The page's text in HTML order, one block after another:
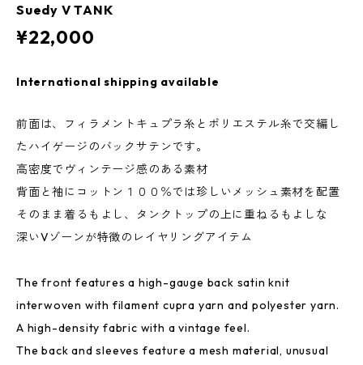
Suedy V TANK
¥22,000
International shipping available
前面は、フィラメントキュプラ糸とポリエステル糸で交編し
たハイゲージのバックサテンです。
高密度でヴィンテージ感のある素材
背面と袖にコットン１００％では珍しいメッシュ素材を配置
そのまま着るもよし、タンクトップの上に重ねるもよしな
深いVゾーンが特徴のレイヤリングアイテム
The front features a high-gauge back satin knit
interwoven with filament cupra yarn and polyester yarn.
A high-density fabric with a vintage feel.
The back and sleeves feature a mesh material, unusual